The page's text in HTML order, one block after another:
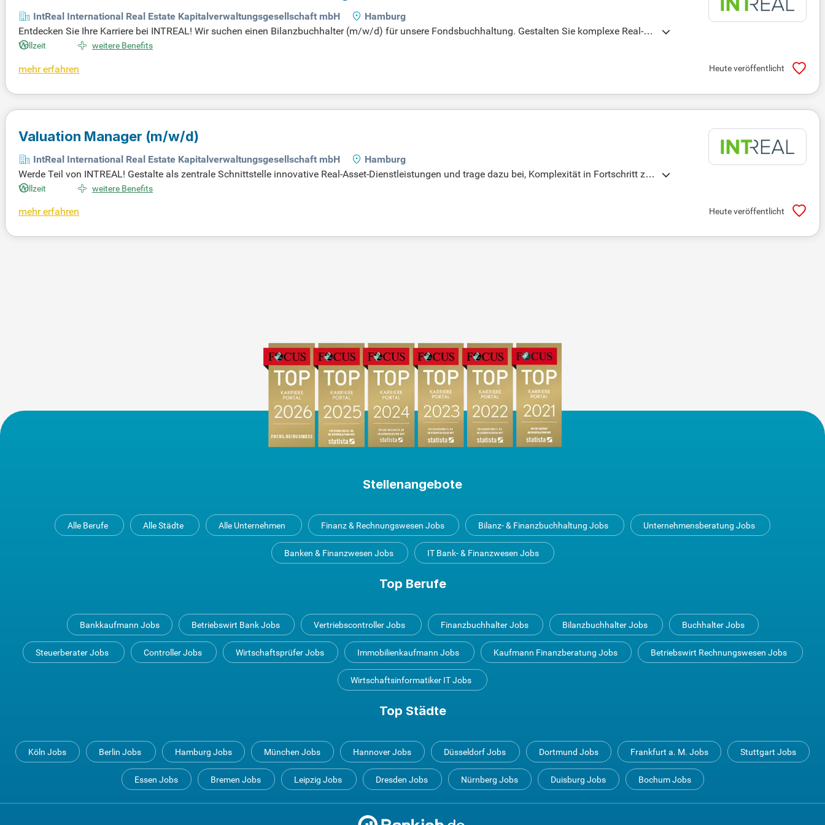
IntReal International Real Estate Kapitalverwaltungsgesellschaft mbH
Hamburg
Entdecken Sie Ihre Karriere bei INTREAL! Wir suchen einen Bilanzbuchhalter (m/w/d) für unsere Fondsbuchhaltung. Gestalten Sie komplexe Real-As
set-Dienstleistungen mit uns und verwandeln Sie Potenzial in greifbaren Fortschritt. Bewerben Sie sich jetzt!
Vollzeit weitere Benefits
mehr erfahren Heute veröffentlicht
Valuation Manager (m/w/d)
IntReal International Real Estate Kapitalverwaltungsgesellschaft mbH
Hamburg
Werde Teil von INTREAL! Gestalte als zentrale Schnittstelle innovative Real-Asset-Dienstleistungen und trage dazu bei, Komplexität in Fortschritt zu
verwandeln. Bewirb dich jetzt, um mehr über deine spannende Rolle zu erfahren!
Vollzeit weitere Benefits
mehr erfahren Heute veröffentlicht
Stellenangebote
Alle Berufe Alle Städte Alle Unternehmen Finanz & Rechnungswesen Jobs Bilanz- & Finanzbuchhaltung Jobs Unternehmensberatung Jobs
Banken & Finanzwesen Jobs IT Bank- & Finanzwesen Jobs
Top Berufe
Bankkaufmann Jobs Betriebswirt Bank Jobs Vertriebscontroller Jobs Finanzbuchhalter Jobs Bilanzbuchhalter Jobs Buchhalter Jobs
Steuerberater Jobs Controller Jobs Wirtschaftsprüfer Jobs Immobilienkaufmann Jobs Kaufmann Finanzberatung Jobs Betriebswirt Rechnungswesen Jobs
Wirtschaftsinformatiker IT Jobs
Top Städte
Köln Jobs Berlin Jobs Hamburg Jobs München Jobs Hannover Jobs Düsseldorf Jobs Dortmund Jobs Frankfurt a. M. Jobs Stuttgart Jobs
Essen Jobs Bremen Jobs Leipzig Jobs Dresden Jobs Nürnberg Jobs Duisburg Jobs Bochum Jobs